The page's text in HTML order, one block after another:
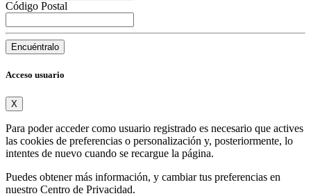
Código Postal
Encuéntralo
Acceso usuario
X
Para poder acceder como usuario registrado es necesario que actives
las cookies de preferencias o personalización y, posteriormente, lo
intentes de nuevo cuando se recargue la página.
Puedes obtener más información, y cambiar tus preferencias en
nuestro Centro de Privacidad.